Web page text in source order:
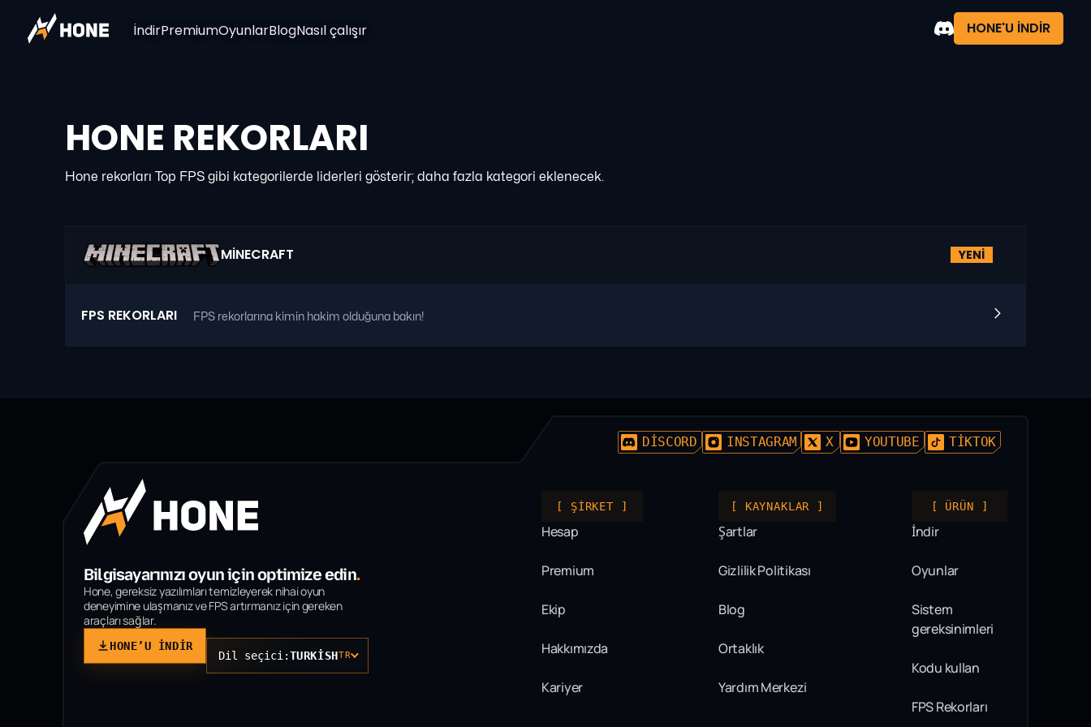
İndirPremiumOyunlarBlogNasıl çalışır HONE'U INDIR
HONE REKORLARI
Hone rekorları Top FPS gibi kategorilerde liderleri gösterir; daha fazla kategori eklenecek.
MINECRAFT YENİ
FPS REKORLARI FPS rekorlarına kimin hakim olduğuna bakın!
DISCORD INSTAGRAM X YOUTUBE TIKTOK
Bilgisayarınızı oyun için optimize edin.
Hone, gereksiz yazılımları temizleyerek nihai oyun
deneyimine ulaşmanız ve FPS artırmanız için gereken
araçları sağlar.
HONE’U INDIR
Dil seçici:TURKISHTR
[ ŞIRKET ]
Hesap
Premium
Ekip
Hakkımızda
Kariyer
[ KAYNAKLAR ]
Şartlar
Gizlilik Politikası
Blog
Ortaklık
Yardım Merkezi
[ ÜRÜN ]
İndir
Oyunlar
Sistem
gereksinimleri
Kodu kullan
FPS Rekorları